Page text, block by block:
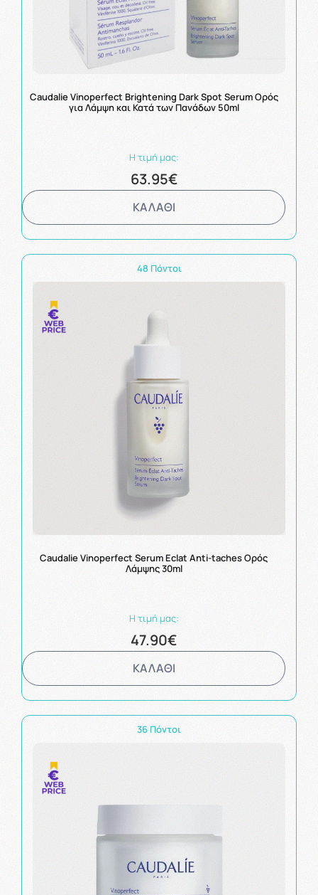
Caudalie Vinoperfect Brightening Dark Spot Serum Ορός
για Λάμψη και Κατά των Πανάδων 50ml
Η τιμή μας:
63.95€
ΚΑΛΑΘΙ
48 Πόντοι
Caudalie Vinoperfect Serum Eclat Anti-taches Ορός
Λάμψης 30ml
Η τιμή μας:
47.90€
ΚΑΛΑΘΙ
36 Πόντοι